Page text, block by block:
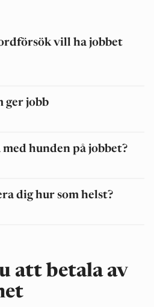
vill ha jobbet
ger jobb
hunden på jobbet?
dig hur som helst?
att betala av